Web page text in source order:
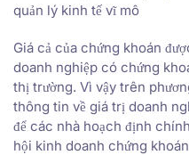
quản lý kinh tế vĩ mô
Giá cả của chứng khoán
doanh nghiệp có chứng
thị trường. Vì vậy trên
thông tin về giá trị doanh
để các nhà hoạch định
hội kinh doanh chứng